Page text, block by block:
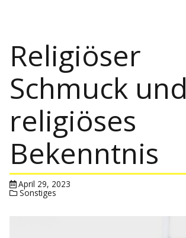
Religiöser
Schmuck und
religiöses
Bekenntnis
April 29, 2023
Sonstiges